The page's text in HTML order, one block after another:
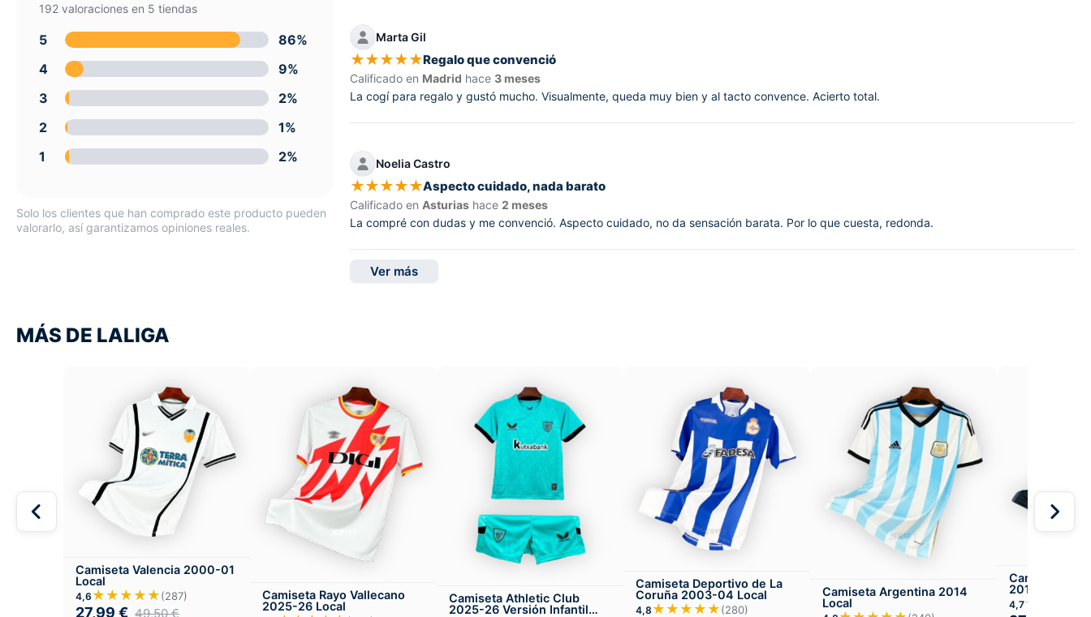
192 valoraciones en 5 tiendas
5
86%
4
9%
3
2%
2
1%
1
2%
Solo los clientes que han comprado este producto pueden
valorarlo, así garantizamos opiniones reales.
Marta Gil
★★★★★Regalo que convenció
Calificado en Madrid hace 3 meses
La cogí para regalo y gustó mucho. Visualmente, queda muy bien y al tacto convence. Acierto total.
Noelia Castro
★★★★★Aspecto cuidado, nada barato
Calificado en Asturias hace2 meses
La compré con dudas y me convenció. Aspecto cuidado, no da sensación barata. Por lo que cuesta, redonda.
Ver más
MÁS DE LALIGA
Camiseta Valencia 2000-01
Local
4,6 ★★★★★(287)
27,99 € 49,50€
Camiseta Rayo Vallecano
2025-26 Local
Camiseta Athletic Club
2025-26 Versión Infantil
Camiseta Deportivo de La
Coruña 2003-04 Local
4,8 ★★★★★(280)
Camiseta Argentina 2014
Local
Camiseta
2016-17
4,7